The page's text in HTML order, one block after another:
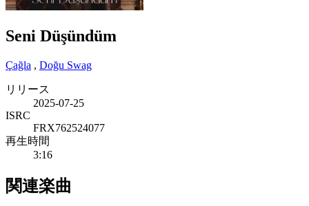
Seni Düşündüm
Çağla , Doğu Swag
リリース
2025-07-25
ISRC
FRX762524077
再生時間
3:16
関連楽曲